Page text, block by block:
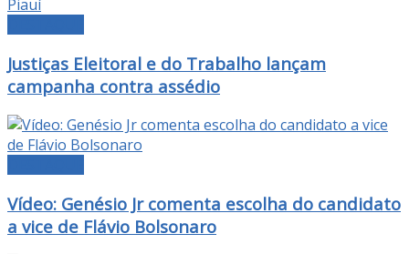
Justiças Eleitoral e do Trabalho lançam
campanha contra assédio
Vídeo: Genésio Jr comenta escolha do candidato
a vice de Flávio Bolsonaro